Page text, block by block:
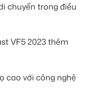
chuyển trong điều
VF5 2023 thêm
cao với công nghệ